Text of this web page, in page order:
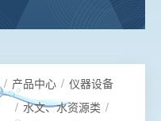
/ 产品中心 / 仪器设备
/ 水文、水资源类 /